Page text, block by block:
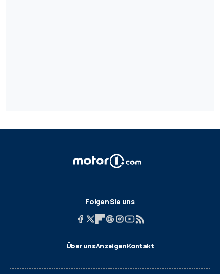
Folgen Sie uns
Über unsAnzeigenKontakt